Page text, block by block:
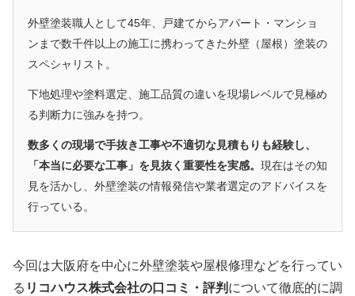
外壁塗装職人として45年、戸建てからアパート・マンショ
ンまで数千件以上の施工に携わってきた外壁（屋根）塗装の
スペシャリスト。
下地処理や塗料選定、施工品質の違いを現場レベルで見極め
る判断力に強みを持つ。
数多くの現場で手抜き工事や不適切な見積もりも経験し、
「本当に必要な工事」を見抜く重要性を実感。 現在はその知
見を活かし、外壁塗装の情報発信や業者選定のアドバイスを
行っている。
今回は大阪府を中心に外壁塗装や屋根修理などを行ってい
る リコハウス株式会社の口コミ・評判 について徹底的に調